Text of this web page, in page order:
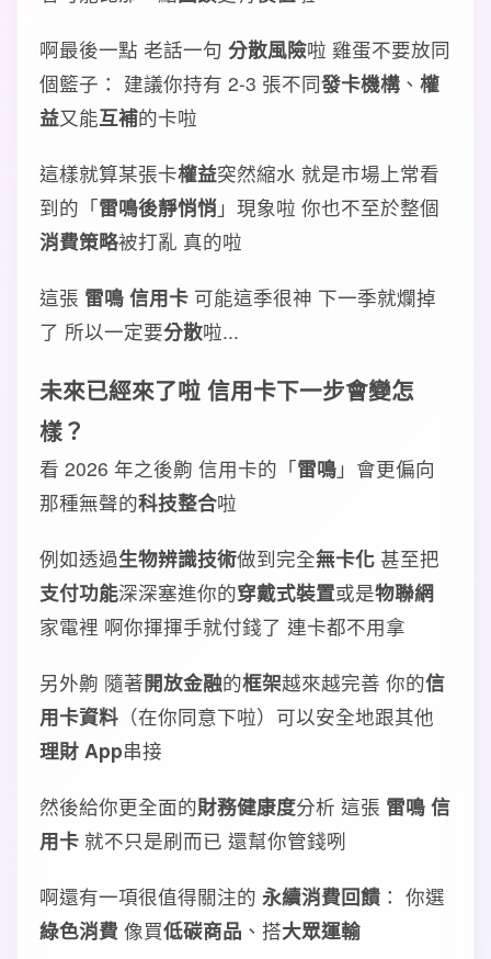
啊最後一點 老話一句 分散風險啦 雞蛋不要放同
個籃子： 建議你持有 2-3 張不同發卡機構 、 權
益又能互補的卡啦
這樣就算某張卡權益突然縮水 就是市場上常看
到的「雷鳴後靜悄悄」現象啦 你也不至於整個
消費策略被打亂 真的啦
這張 雷鳴 信用卡 可能這季很神 下一季就爛掉
了 所以一定要分散啦...
未來已經來了啦 信用卡下一步會變怎
樣？
看 2026 年之後齁 信用卡的「雷鳴」會更偏向
那種無聲的科技整合啦
例如透過生物辨識技術做到完全無卡化 甚至把
支付功能深深塞進你的穿戴式裝置或是物聯網
家電裡 啊你揮揮手就付錢了 連卡都不用拿
另外齁 隨著開放金融的框架越來越完善 你的信
用卡資料 （在你同意下啦）可以安全地跟其他
理財 App串接
然後給你更全面的財務健康度分析 這張 雷鳴 信
用卡 就不只是刷而已 還幫你管錢咧
啊還有一項很值得關注的 永續消費回饋 ： 你選
綠色消費 像買低碳商品 、搭大眾運輸